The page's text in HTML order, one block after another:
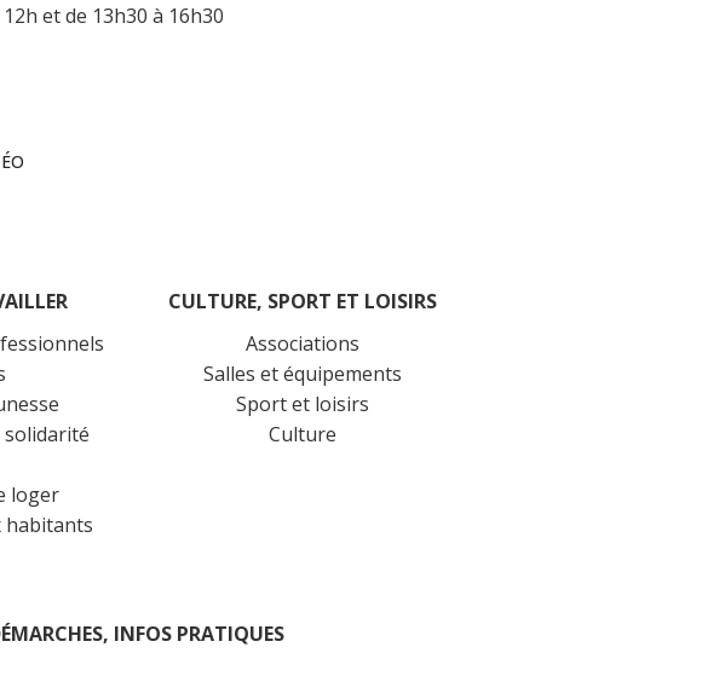
et de 13h30 à 16h30
solidarité
loger
habitants
CULTURE, SPORT ET LOISIRS
Associations
Salles et équipements
Sport et loisirs
Culture
INFOS PRATIQUES